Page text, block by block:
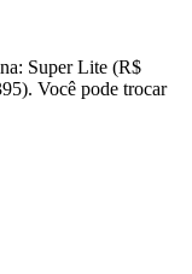
Super Lite (R$
Você pode trocar